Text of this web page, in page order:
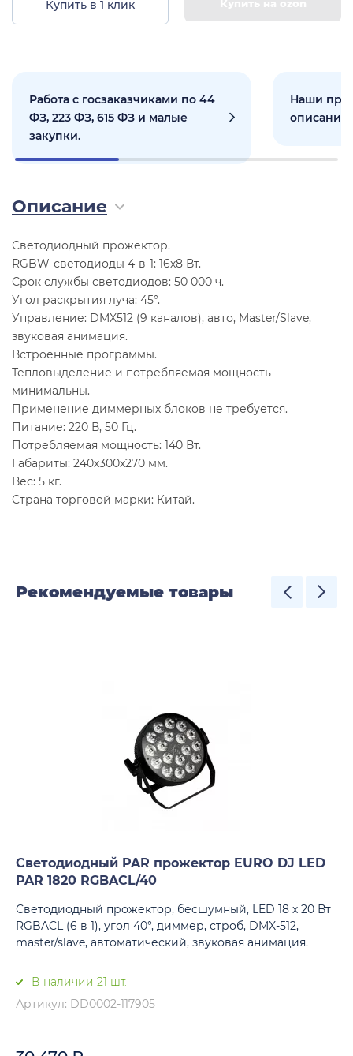
Купить в 1 клик Купить на ozon
Работа с госзаказчиками по 44
ФЗ, 223 ФЗ, 615 ФЗ и малые
закупки.
Наши
Описание
Светодиодный прожектор.
RGBW-светодиоды 4-в-1: 16х8 Вт.
Срок службы светодиодов: 50 000 ч.
Угол раскрытия луча: 45°.
Управление: DMX512 (9 каналов), авто, Master/Slave,
звуковая анимация.
Встроенные программы.
Тепловыделение и потребляемая мощность
минимальны.
Применение диммерных блоков не требуется.
Питание: 220 В, 50 Гц.
Потребляемая мощность: 140 Вт.
Габариты: 240х300х270 мм.
Вес: 5 кг.
Страна торговой марки: Китай.
Рекомендуемые товары
Светодиодный PAR прожектор EURO DJ LED
PAR 1820 RGBACL/40
Светодиодный прожектор, бесшумный, LED 18 х 20 Вт
RGBACL (6 в 1), угол 40°, диммер, строб, DMX-512,
master/slave, автоматический, звуковая анимация.
В наличии 21 шт.
Артикул: DD0002-117905